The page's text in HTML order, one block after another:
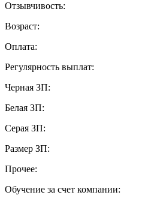
Отзывчивость:
Возраст:
Оплата:
Регулярность выплат:
Черная ЗП:
Белая ЗП:
Серая ЗП:
Размер ЗП:
Прочее:
Обучение за счет компании: